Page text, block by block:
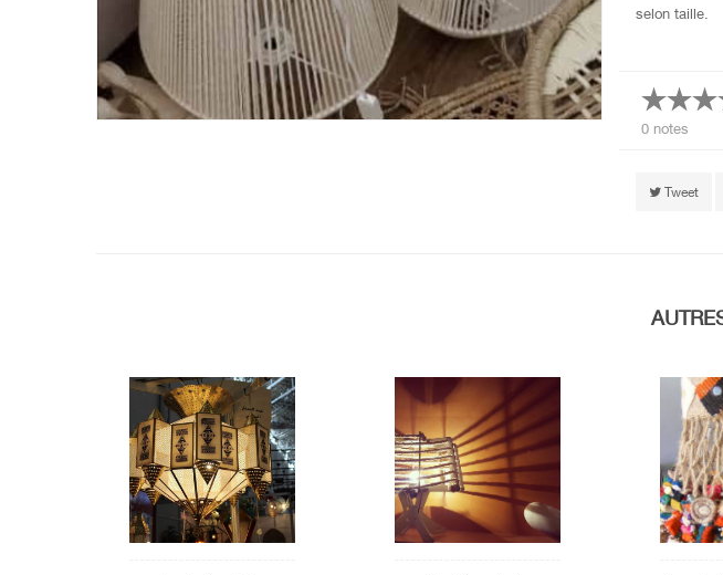
selon taille.
0 notes
Tweet